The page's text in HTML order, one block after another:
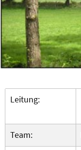
Leitung:
Team: